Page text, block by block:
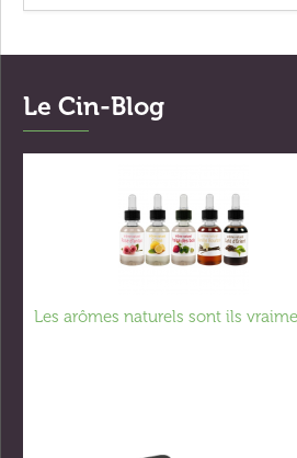
Le Cin-Blog
Les arômes naturels sont ils